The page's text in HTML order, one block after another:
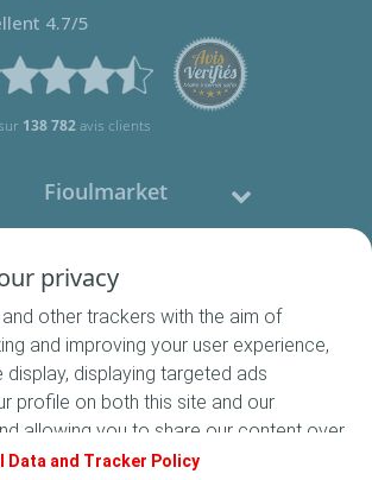
4.7/5
138 782avis clients
Fioulmarket
Nous contacter
Suivez-nous
privacy
other trackers with the aim of
and improving your user experience,
display, displaying targeted ads
profile on both this site and our
allowing you to share our content over
with French legislation,
Data and Tracker Policy